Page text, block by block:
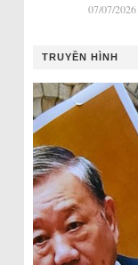
07/07/2026
TRUYỀN HÌNH